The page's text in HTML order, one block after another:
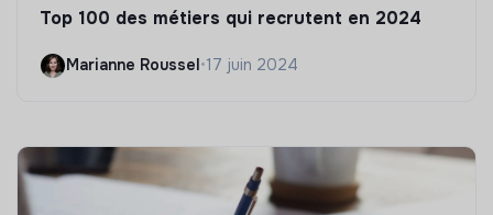
Top 100 des métiers qui recrutent en 2024
Marianne Roussel •17 juin 2024